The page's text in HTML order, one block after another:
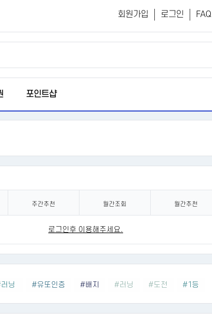
회원가입 로그인 FAQ
포인트샵
주간추천 월간조회 월간추천
로그인후 이용해주세요.
닝 #유또인증 #배지 #러닝 #도전 #1등